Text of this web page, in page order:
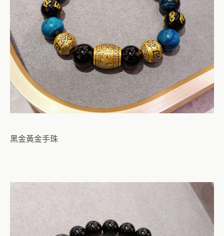
黑金黃金手珠